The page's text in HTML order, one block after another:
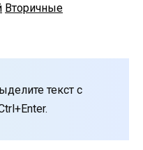
Вторичные
текст с